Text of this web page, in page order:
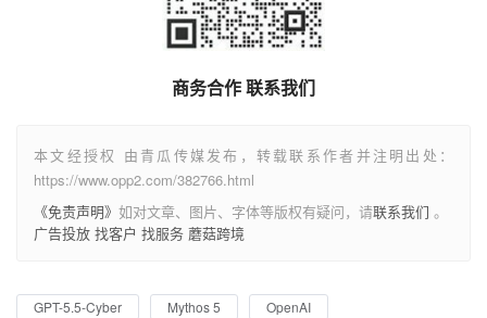
商务合作 联系我们
本文经授权 由青瓜传媒发布，转载联系作者并注明出处：
https://www.opp2.com/382766.html
《免责声明》 如对文章、图片、字体等版权有疑问，请联系我们 。
广告投放 找客户 找服务 蘑菇跨境
GPT-5.5-Cyber Mythos 5 OpenAI